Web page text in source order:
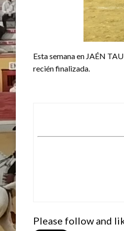
Esta semana en JAÉN
recién finalizada.
Please follow and